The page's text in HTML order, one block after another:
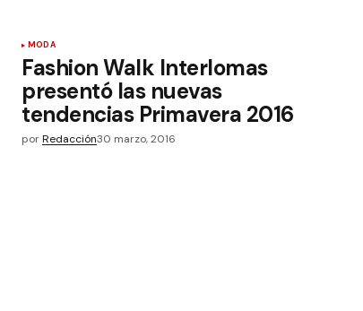
MODA
Fashion Walk Interlomas
presentó las nuevas
tendencias Primavera 2016
porRedacción30 marzo, 2016